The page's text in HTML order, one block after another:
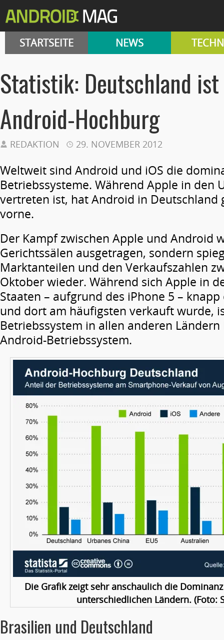
STARTSEITE NEWS
Statistik: Deutschland
Android-Hochburg
REDAKTION 29. NOVEMBER 2012
Weltweit sind Android und iOS die
Betriebssysteme. Während Apple in den
vertreten ist, hat Android in Deutschland
vorne.
Der Kampf zwischen Apple und Android
Gerichtssälen ausgetragen, sondern
Marktanteilen und den Verkaufszahlen
Oktober wieder. Während sich Apple in
Staaten – aufgrund des iPhone 5 –
und dort am häufigsten verkauft wurde,
Betriebssystem in allen anderen
Android-Betriebssystem.
Die Grafik zeigt sehr anschaulich die
unterschiedlichen Ländern. (Foto:
Brasilien und Deutschland